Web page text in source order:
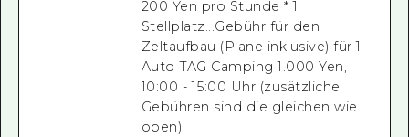
200 Yen pro Stunde * 1
Stellplatz...Gebühr für den
Zeltaufbau (Plane inklusive) für 1
Auto TAG Camping 1.000 Yen,
10:00 - 15:00 Uhr (zusätzliche
Gebühren sind die gleichen wie
oben)